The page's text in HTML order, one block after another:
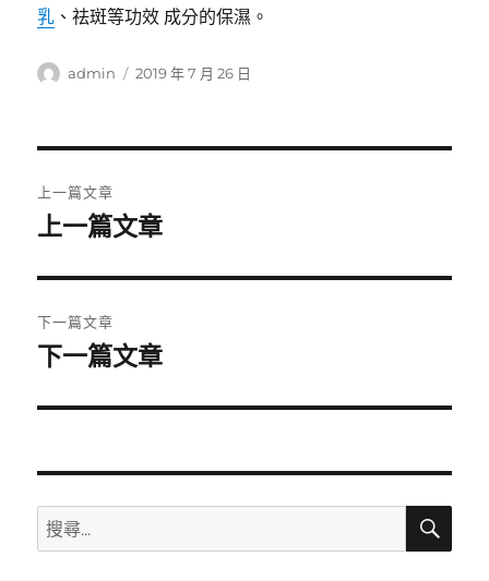
乳 、祛斑等功效 成分的保濕。
作
admin
發
2019 年 7 月 26 日
章
覽
上一篇文章
上
篇
文
章:
上一篇文章
下一篇文章
下
篇
章:
下一篇文章
搜
尋
搜